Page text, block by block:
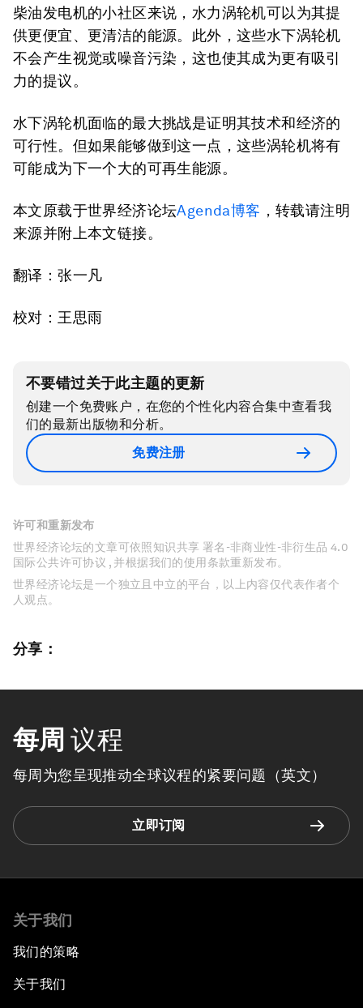
柴油发电机的小社区来说，水力涡轮机可以为其提
供更便宜、更清洁的能源。此外，这些水下涡轮机
不会产生视觉或噪音污染，这也使其成为更有吸引
力的提议。
水下涡轮机面临的最大挑战是证明其技术和经济的
可行性。但如果能够做到这一点，这些涡轮机将有
可能成为下一个大的可再生能源。
本文原载于世界经济论坛Agenda博客 ，转载请注明
来源并附上本文链接。
翻译：张一凡
校对：王思雨
不要错过关于此主题的更新
创建一个免费账户，在您的个性化内容合集中查看我
们的最新出版物和分析。
免费注册
许可和重新发布
世界经济论坛的文章可依照知识共享 署名-非商业性-非衍生品 4.0
国际公共许可协议 , 并根据我们的使用条款重新发布。
世界经济论坛是一个独立且中立的平台，以上内容仅代表作者个
人观点。
分享：
每周 议程
每周为您呈现推动全球议程的紧要问题（英文）
立即订阅
关于我们
我们的策略
关于我们